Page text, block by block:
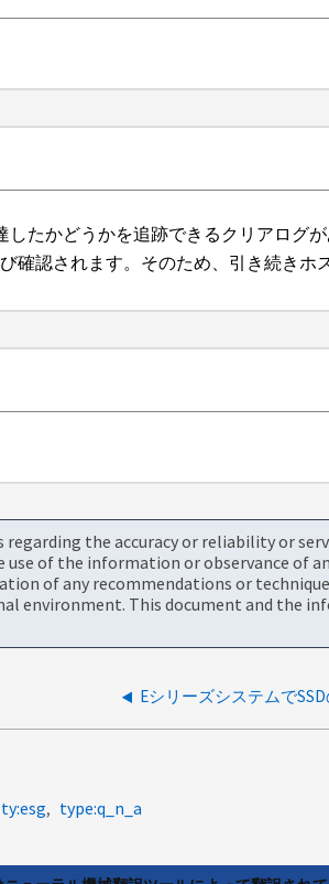
たかどうかを追跡できるクリアログが
確認されます。そのため、引き続きホ
the accuracy or reliability or
of the information or observance of
of any recommendations or
environment. This document and the
type:q_n_a